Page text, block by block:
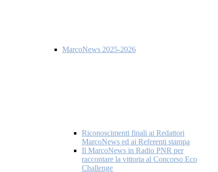
MarcoNews 2025-2026
Riconoscimenti finali ai Redattori
MarcoNews ed ai Referenti stampa
Il MarcoNews in Radio PNR per
raccontare la vittoria al Concorso Eco
Challenge